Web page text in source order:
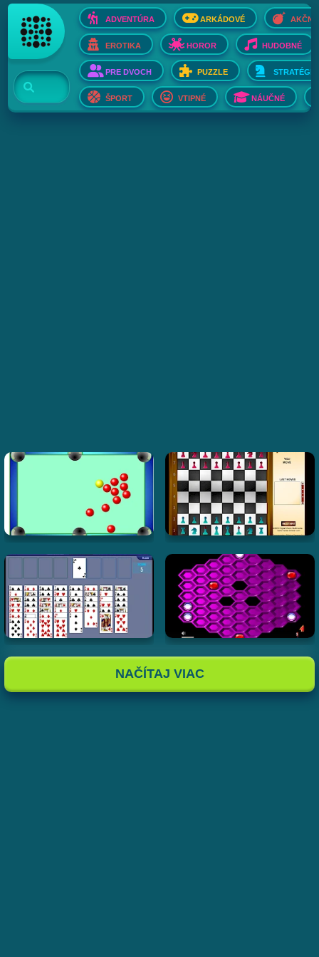
ADVENTÚRA ARKÁDOVÉ AKČNÉ
EROTIKA HOROR HUDOBNÉ
PRE DVOCH PUZZLE STRATÉGIE
ŠPORT VTIPNÉ NÁUČNÉ
NAČÍTAJ VIAC